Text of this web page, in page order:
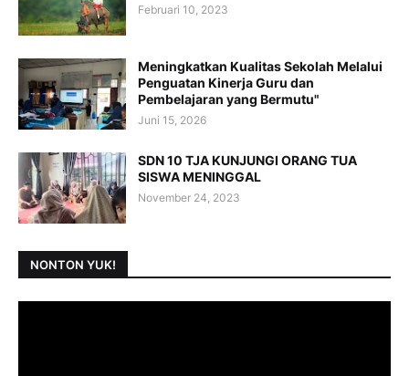
Februari 10, 2023
Meningkatkan Kualitas Sekolah Melalui
Penguatan Kinerja Guru dan
Pembelajaran yang Bermutu"
Juni 15, 2026
SDN 10 TJA KUNJUNGI ORANG TUA
SISWA MENINGGAL
November 24, 2023
NONTON YUK!